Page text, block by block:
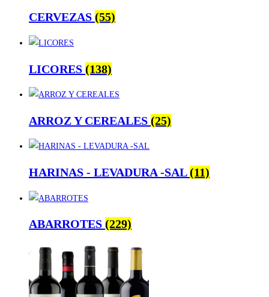
CERVEZAS (55)
LICORES (138)
ARROZ Y CEREALES (25)
HARINAS - LEVADURA -SAL(11)
ABARROTES (229)